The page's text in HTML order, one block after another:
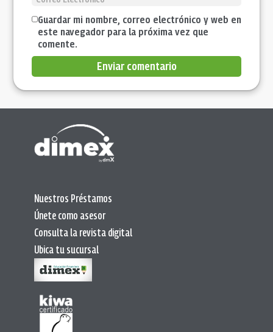
Guardar mi nombre, correo electrónico y web en
este navegador para la próxima vez que
comente.
Enviar comentario
Nuestros Préstamos
Únete como asesor
Consulta la revista digital
Ubica tu sucursal